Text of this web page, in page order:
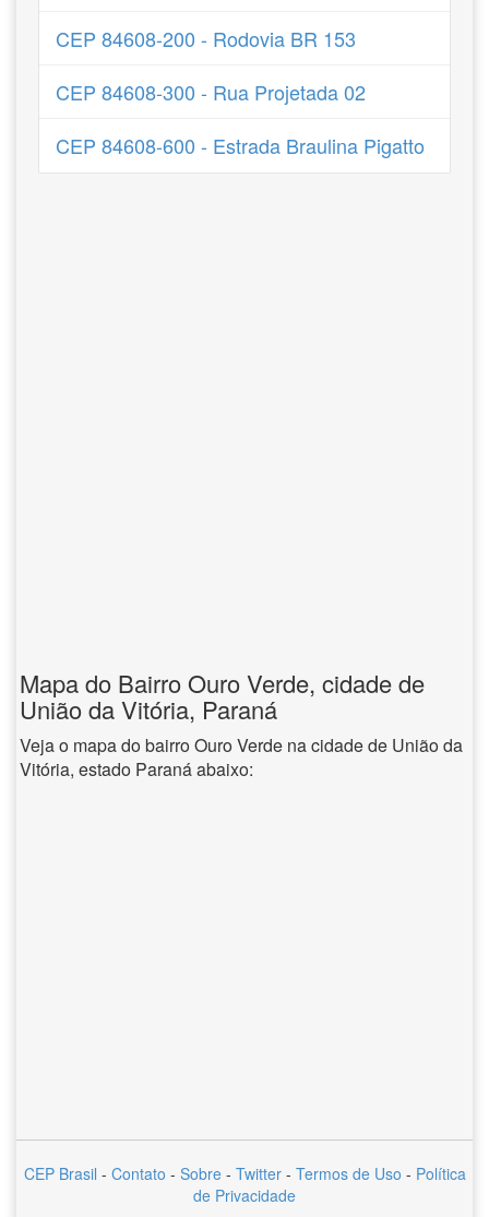
CEP 84608-200 - Rodovia BR 153
CEP 84608-300 - Rua Projetada 02
CEP 84608-600 - Estrada Braulina Pigatto
Mapa do Bairro Ouro Verde, cidade de
União da Vitória, Paraná
Veja o mapa do bairro Ouro Verde na cidade de União da
Vitória, estado Paraná abaixo:
CEP Brasil - Contato - Sobre - Twitter - Termos de Uso - Política
de Privacidade